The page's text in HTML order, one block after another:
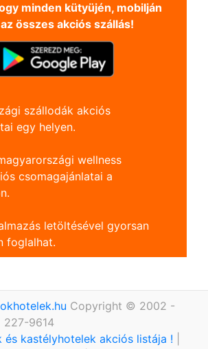
minden kütyüjén, mobilján
összes akciós szállás!
szállodák akciós
egy helyen.
wellness
csomagajánlatai a
letöltésével gyorsan
foglalhat.
Copyright © 2002 -
227-9614
kastélyhotelek akciós listája !